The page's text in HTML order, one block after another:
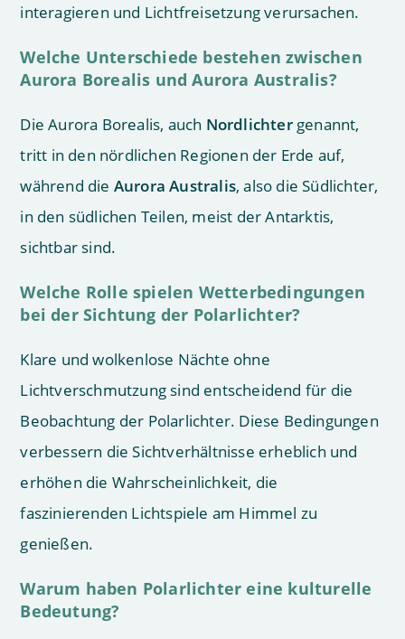
interagieren und Lichtfreisetzung verursachen.
Welche Unterschiede bestehen zwischen
Aurora Borealis und Aurora Australis?
Die Aurora Borealis, auch Nordlichtergenannt,
tritt in den nördlichen Regionen der Erde auf,
während die Aurora Australis, also die Südlichter,
in den südlichen Teilen, meist der Antarktis,
sichtbar sind.
Welche Rolle spielen Wetterbedingungen
bei der Sichtung der Polarlichter?
Klare und wolkenlose Nächte ohne
Lichtverschmutzung sind entscheidend für die
Beobachtung der Polarlichter. Diese Bedingungen
verbessern die Sichtverhältnisse erheblich und
erhöhen die Wahrscheinlichkeit, die
faszinierenden Lichtspiele am Himmel zu
genießen.
Warum haben Polarlichter eine kulturelle
Bedeutung?